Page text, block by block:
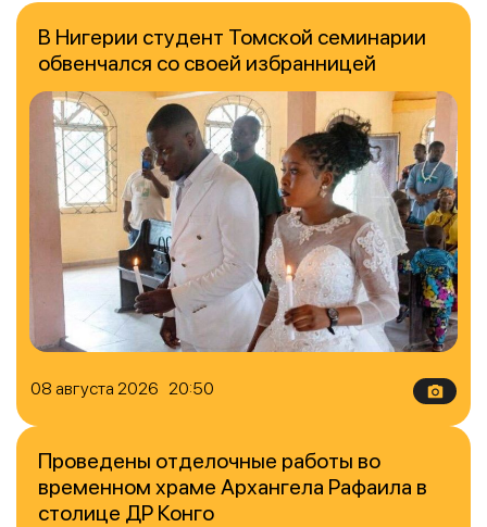
08 августа 2026 20:50
В Нигерии студент Томской семинарии
обвенчался со своей избранницей
Проведены отделочные работы во
временном храме Архангела Рафаила в
столице ДР Конго